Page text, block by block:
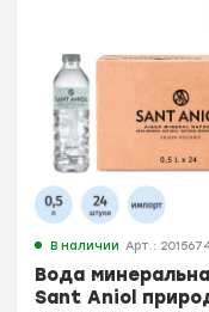
В наличии Арт.:
Вода
Sant Aniol